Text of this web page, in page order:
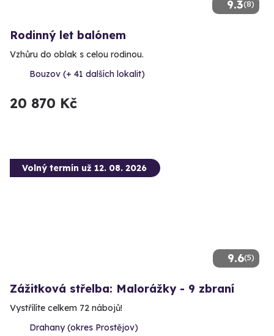
9.3(8)
Rodinný let balónem
Vzhůru do oblak s celou rodinou.
Bouzov (+ 41 dalších lokalit)
20 870 Kč
9.6(5)
Volný termín už 12. 08. 2026
Zážitková střelba: Malorážky - 9 zbraní
Vystřílíte celkem 72 nábojů!
Drahany (okres Prostějov)